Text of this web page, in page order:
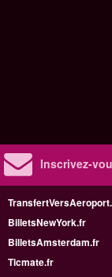
Inscrivez-
BilletsNewYork.fr
BilletsAmsterdam.fr
Ticmate.fr